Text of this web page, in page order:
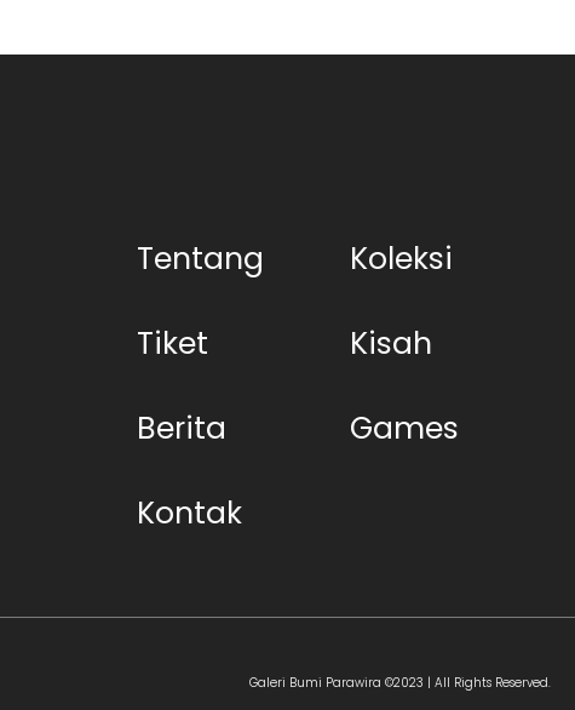
Tentang
Koleksi
Tiket
Kisah
Berita
Games
Kontak
Galeri Bumi Parawira ©2023 | All Rights Reserved.